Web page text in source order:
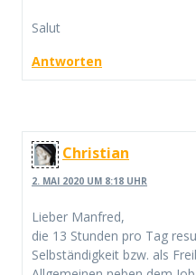
Salut
Antworten
Christian
2. MAI 2020 UM 8:18 UHR
Lieber Manfred,
die 13 Stunden pro Tag
Selbständigkeit bzw. als